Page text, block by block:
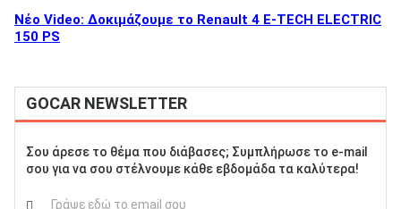
Νέο Video: Δοκιμάζουμε το Renault 4 E-TECH ELECTRIC
150 PS
GOCAR NEWSLETTER
Σου άρεσε το θέμα που διάβασες; Συμπλήρωσε το e-mail
σου για να σου στέλνουμε κάθε εβδομάδα τα καλύτερα!